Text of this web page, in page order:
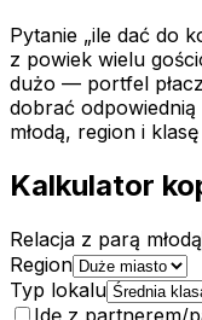
Pytanie „ile dać do
z powiek wielu
dużo — portfel
dobrać
młodą, region i
Kalkulator
Relacja z parą młodą
Region
Typ lokalu
Idę z partnerem/